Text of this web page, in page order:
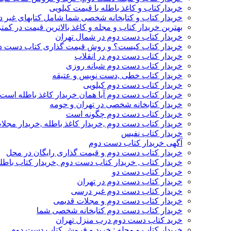
خریدارکتاب و کاغذ باطله با قیمت کیلویی
خریدار کتاب و کتابخانه شخصی شما شامل کتابهای
بهترین خریدار کتاب و مجله و کاغذ بالاترین قیمت در
خریدار کتاب دست دوم در شمال تهران
خریدار کتاب کیست؟ و روش قیمت گذاری کتاب دست
خریدار کتاب دست دوم در انقلاب
خریدار کتاب دست دوم شبانه روزی
خریدار کتاب خطی ,دست نویس و عتیقه
خریدار کتاب دست دوم کیلویی
خریدار کتاب دست دوم آیا همان خریدار کاغذ باطله
خریدار کتابخانه شخصی در تهران و حومه
خریدار کتاب دست دوم چگونه است
خریدار کتاب دست دوم ,خریدار کاغذ باطله ,خریدار
خریدار کتاب نفیس
آگهی خریدار کتاب دست دوم
خریدار کتاب دست دوم و قیمت گذاری رایگان در محل
خریدار کتاب , خریدار کتاب دست دوم ,خریدار کتاب
خریدار کتاب دست دو
خریدار کتاب دست دوم در تهران
خریدار کتاب دست دوم غیر درسی
خریدار کتاب دست دوم و مجلات قدیمی
خریدار کتاب دست دوم کتابخانه شخصی شما
خرید کتاب دست دوم درب منزل تهران